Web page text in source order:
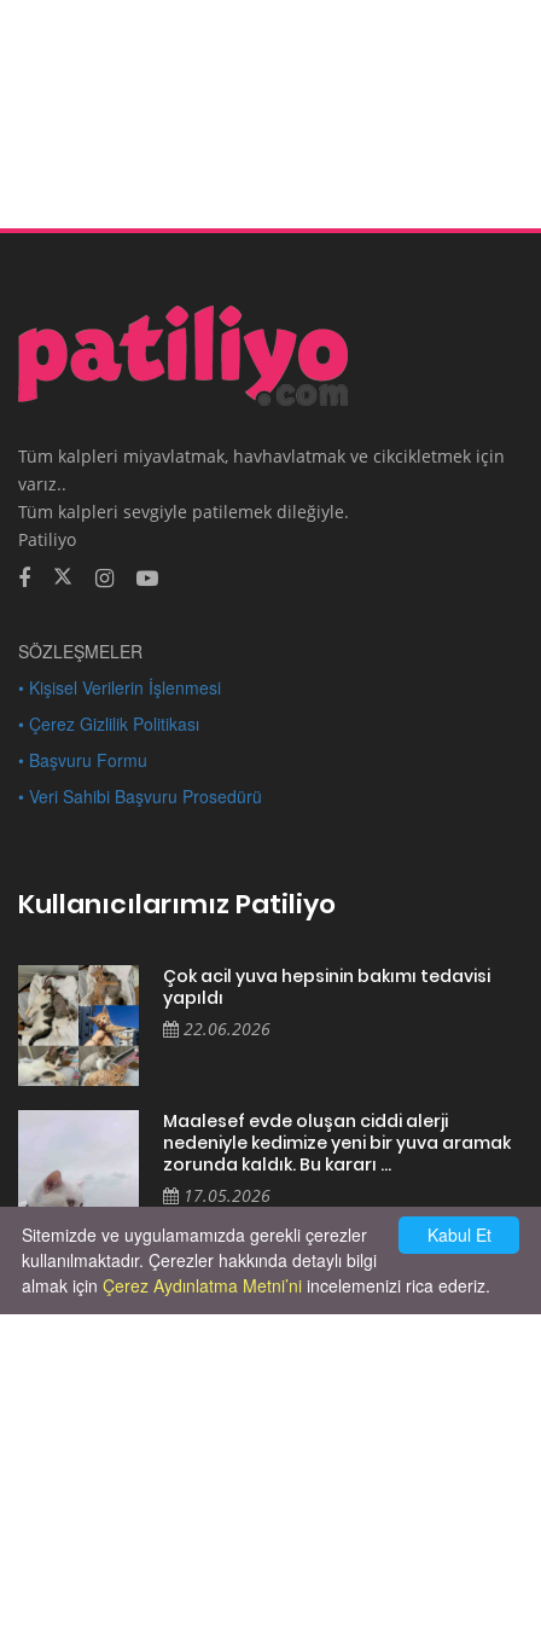
Tüm kalpleri miyavlatmak, havhavlatmak ve cikcikletmek için
varız..
Tüm kalpleri sevgiyle patilemek dileğiyle.
Patiliyo
SÖZLEŞMELER
• Kişisel Verilerin İşlenmesi
• Çerez Gizlilik Politikası
• Başvuru Formu
• Veri Sahibi Başvuru Prosedürü
Kullanıcılarımız Patiliyo
Çok acil yuva hepsinin bakımı tedavisi
yapıldı
22.06.2026
Maalesef evde oluşan ciddi alerji
nedeniyle kedimize yeni bir yuva aramak
zorunda kaldık. Bu kararı ...
17.05.2026
Kabul Et
Sitemizde ve uygulamamızda gerekli çerezler
kullanılmaktadır. Çerezler hakkında detaylı bilgi
almak için Çerez Aydınlatma Metni’ni incelemenizi rica ederiz.